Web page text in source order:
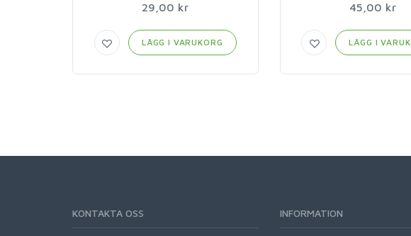
29,00 kr
LÄGG I VARUKORG
45,00 kr
LÄGG I
KONTAKTA OSS INFORMATION